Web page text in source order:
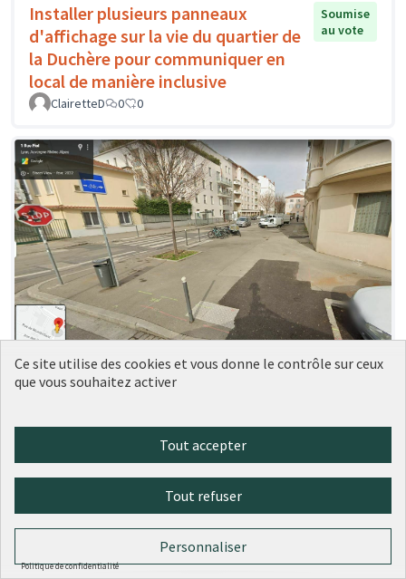
Installer plusieurs panneaux
d'affichage sur la vie du quartier de
la Duchère pour communiquer en
local de manière inclusive
Soumise
au vote
ClairetteD 0 0
Aménagement trottoir devant le 5
LM
1 0
Ce site utilise des cookies et vous donne le contrôle sur ceux
que vous souhaitez activer
Tout accepter
Tout refuser
Personnaliser
Politique de confidentialité